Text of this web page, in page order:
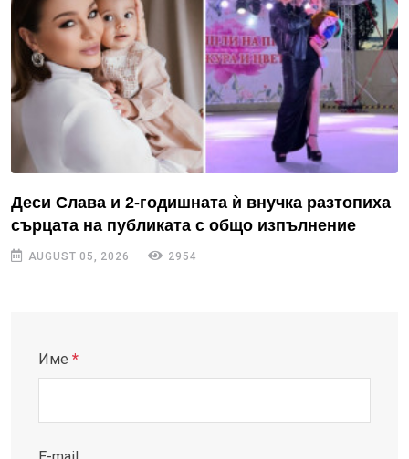
Деси Слава и 2-годишната ѝ внучка разтопиха
сърцата на публиката с общо изпълнение
AUGUST 05, 2026 2954
Име *